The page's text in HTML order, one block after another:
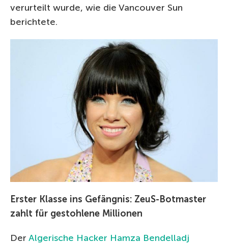
verurteilt wurde, wie die Vancouver Sun
berichtete.
Erster Klasse ins Gefängnis: ZeuS-Botmaster
zahlt für gestohlene Millionen
Der Algerische Hacker Hamza Bendelladj